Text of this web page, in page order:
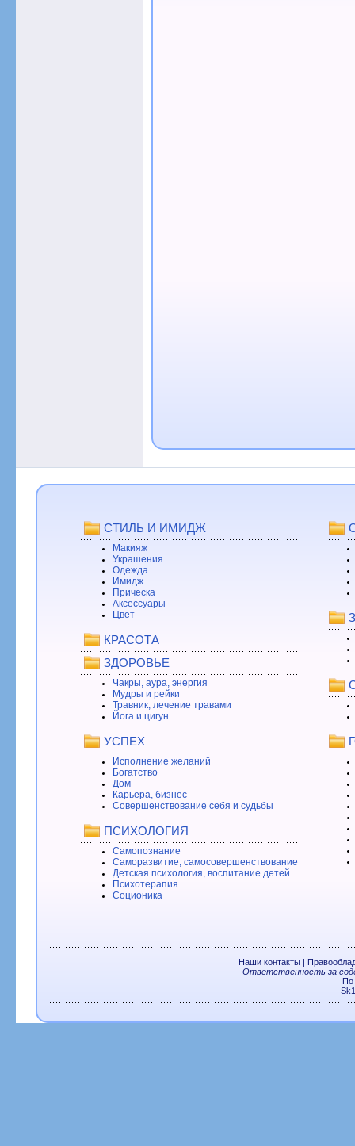
СТИЛЬ И ИМИДЖ
Макияж
Украшения
Одежда
Имидж
Прическа
Аксессуары
Цвет
КРАСОТА
ЗДОРОВЬЕ
Чакры, аура, энергия
Мудры и рейки
Травник, лечение травами
Йога и цигун
УСПЕХ
Исполнение желаний
Богатство
Дом
Карьера, бизнес
Совершенствование себя и судьбы
ПСИХОЛОГИЯ
Самопознание
Саморазвитие, самосовершенствование
Детская психология, воспитание детей
Психотерапия
Соционика
Наши контакты|
Ответственность за
По